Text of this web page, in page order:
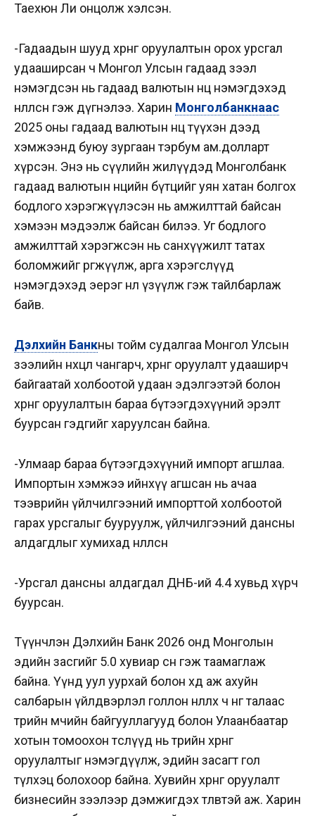
Таехюн Ли онцолж хэлсэн.
-Гадаадын шууд хөрөнгө оруулалтын орох урсгал
удааширсан ч Монгол Улсын гадаад зээл
нэмэгдсэн нь гадаад валютын нөөц нэмэгдэхэд
нөлөөлсөн гэж дүгнэлээ. Харин Монголбанкнаас
2025 оны гадаад валютын нөөц түүхэн дээд
хэмжээнд буюу зургаан тэрбум ам.долларт
хүрсэн. Энэ нь сүүлийн жилүүдэд Монголбанк
гадаад валютын нөөцийн бүтцийг уян хатан болгох
бодлого хэрэгжүүлэсэн нь амжилттай байсан
хэмээн мэдээлж байсан билээ. Уг бодлого
амжилттай хэрэгжсэн нь санхүүжилт татах
боломжийг өргөжүүлж, арга хэрэгслүүд
нэмэгдэхэд эерэг нөлөө үзүүлж гэж тайлбарлаж
байв.
Дэлхийн Банкны тойм судалгаа Монгол Улсын
зээлийн нөхцөл чангарч, хөрөнгө оруулалт удааширч
байгаатай холбоотой удаан эдэлгээтэй болон
хөрөнгө оруулалтын бараа бүтээгдэхүүний эрэлт
буурсан гэдгийг харуулсан байна.
-Улмаар бараа бүтээгдэхүүний импорт агшлаа.
Импортын хэмжээ ийнхүү агшсан нь ачаа
тээврийн үйлчилгээний импорттой холбоотой
гарах урсгалыг бууруулж, үйлчилгээний дансны
алдагдлыг хумихад нөлөөлсөн
-Урсгал дансны алдагдал ДНБ-ий 4.4 хувьд хүрч
буурсан.
Түүнчлэн Дэлхийн Банк 2026 онд Монголын
эдийн засгийг 5.0 хувиар өснө гэж таамаглаж
байна. Үүнд уул уурхай болон хөдөө аж ахуйн
салбарын үйлдвэрлэл голлон нөлөөлөх ч нөгөө талаас
төрийн өмчийн байгууллагууд болон Улаанбаатар
хотын томоохон төслүүд нь төрийн хөрөнгө
оруулалтыг нэмэгдүүлж, эдийн засагт гол
түлхэц болохоор байна. Хувийн хөрөнгө оруулалт
бизнесийн зээлээр дэмжигдэх төлөвтэй аж. Харин